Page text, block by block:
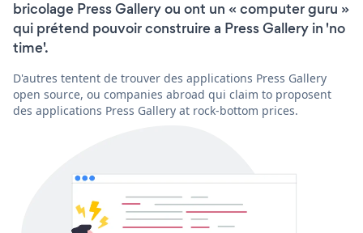
bricolage Press Gallery ou ont un « computer guru »
qui prétend pouvoir construire a Press Gallery in 'no
time'.
D'autres tentent de trouver des applications Press Gallery
open source, ou companies abroad qui claim to proposent
des applications Press Gallery at rock-bottom prices.